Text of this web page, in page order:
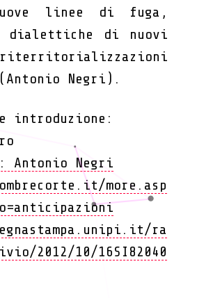
linee di fuga,
dialettiche di nuovi
Negri).
introduzione:
Antonio Negri
more.asp
ra
2012/10/16SI82040